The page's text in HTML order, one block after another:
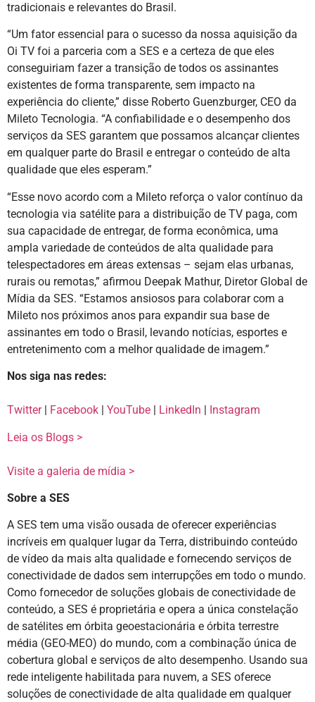
tradicionais e relevantes do Brasil.
“Um fator essencial para o sucesso da nossa aquisição da
Oi TV foi a parceria com a SES e a certeza de que eles
conseguiriam fazer a transição de todos os assinantes
existentes de forma transparente, sem impacto na
experiência do cliente,” disse Roberto Guenzburger, CEO da
Mileto Tecnologia. “A confiabilidade e o desempenho dos
serviços da SES garantem que possamos alcançar clientes
em qualquer parte do Brasil e entregar o conteúdo de alta
qualidade que eles esperam.”
“Esse novo acordo com a Mileto reforça o valor contínuo da
tecnologia via satélite para a distribuição de TV paga, com
sua capacidade de entregar, de forma econômica, uma
ampla variedade de conteúdos de alta qualidade para
telespectadores em áreas extensas – sejam elas urbanas,
rurais ou remotas,” afirmou Deepak Mathur, Diretor Global de
Mídia da SES. “Estamos ansiosos para colaborar com a
Mileto nos próximos anos para expandir sua base de
assinantes em todo o Brasil, levando notícias, esportes e
entretenimento com a melhor qualidade de imagem.”
Nos siga nas redes:
Twitter| Facebook YouTube LinkedIn Instagram
Leia os Blogs >
Visite a galeria de mídia >
Sobre a SES
A SES tem uma visão ousada de oferecer experiências
incríveis em qualquer lugar da Terra, distribuindo conteúdo
de vídeo da mais alta qualidade e fornecendo serviços de
conectividade de dados sem interrupções em todo o mundo.
Como fornecedor de soluções globais de conectividade de
conteúdo, a SES é proprietária e opera a única constelação
de satélites em órbita geoestacionária e órbita terrestre
média (GEO-MEO) do mundo, com a combinação única de
cobertura global e serviços de alto desempenho. Usando sua
rede inteligente habilitada para nuvem, a SES oferece
soluções de conectividade de alta qualidade em qualquer